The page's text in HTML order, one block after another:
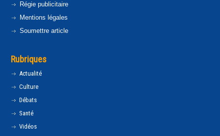
Régie publicitaire
Mentions légales
Soumettre article
Rubriques
Actualité
Culture
Débats
Santé
Vidéos